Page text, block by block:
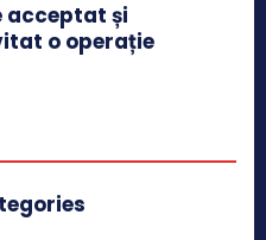
acceptat și
o operație